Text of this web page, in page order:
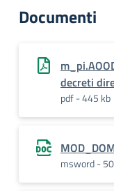
Documenti
decreti
pdf - 445 kb
msword -